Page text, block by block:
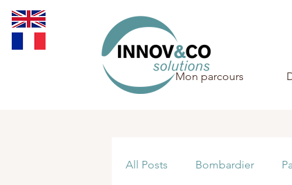
Mon parcours
All Posts Bombardier